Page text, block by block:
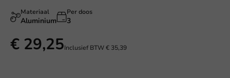
Materiaal
Aluminium
Per doos
3
€ 29,25Inclusief BTW€ 35,39